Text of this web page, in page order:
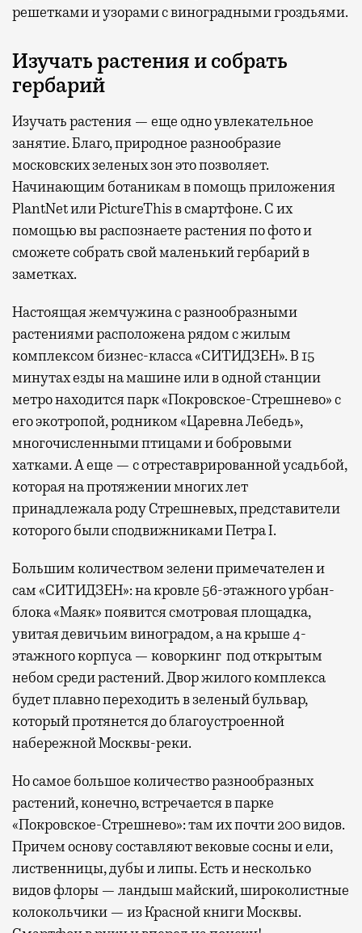
решетками и узорами с виноградными гроздьями.
Изучать растения и собрать
гербарий
Изучать растения — еще одно увлекательное
занятие. Благо, природное разнообразие
московских зеленых зон это позволяет.
Начинающим ботаникам в помощь приложения
PlantNet или PictureThis в смартфоне. С их
помощью вы распознаете растения по фото и
сможете собрать свой маленький гербарий в
заметках.
Настоящая жемчужина с разнообразными
растениями расположена рядом с жилым
комплексом бизнес-класса «СИТИДЗЕН». В 15
минутах езды на машине или в одной станции
метро находится парк «Покровское-Стрешнево» с
его экотропой, родником «Царевна Лебедь»,
многочисленными птицами и бобровыми
хатками. А еще — с отреставрированной усадьбой,
которая на протяжении многих лет
принадлежала роду Стрешневых, представители
которого были сподвижниками Петра I.
Большим количеством зелени примечателен и
сам «СИТИДЗЕН»: на кровле 56-этажного урбан-
блока «Маяк» появится смотровая площадка,
увитая девичьим виноградом, а на крыше 4-
этажного корпуса — коворкинг под открытым
небом среди растений. Двор жилого комплекса
будет плавно переходить в зеленый бульвар,
который протянется до благоустроенной
набережной Москвы-реки.
Но самое большое количество разнообразных
растений, конечно, встречается в парке
«Покровское-Стрешнево»: там ихпочти 200 видов.
Причем основу составляют вековые сосны и ели,
лиственницы, дубы и липы. Есть и несколько
видов флоры — ландыш майский, широколистные
колокольчики — из Красной книги Москвы.